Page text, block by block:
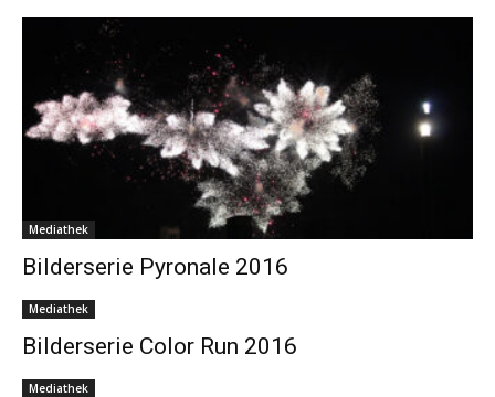
Mediathek
Bilderserie Pyronale 2016
Mediathek
Bilderserie Color Run 2016
Mediathek